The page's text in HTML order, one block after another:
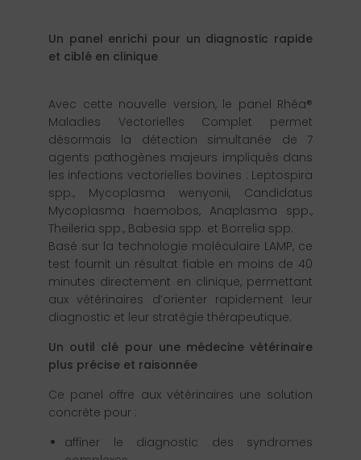
Un panel enrichi pour un diagnostic rapide
et ciblé en clinique
Avec cette nouvelle version, le panel Rhéa®
Maladies Vectorielles Complet permet
désormais la détection simultanée de 7
agents pathogènes majeurs impliqués dans
les infections vectorielles bovines : Leptospira
spp., Mycoplasma wenyonii, Candidatus
Mycoplasma haemobos, Anaplasma spp.,
Theileria spp., Babesia spp. et Borrelia spp.
Basé sur la technologie moléculaire LAMP, ce
test fournit un résultat fiable en moins de 40
minutes directement en clinique, permettant
aux vétérinaires d’orienter rapidement leur
diagnostic et leur stratégie thérapeutique.
Un outil clé pour une médecine vétérinaire
plus précise et raisonnée
Ce panel offre aux vétérinaires une solution
concrète pour :
affiner le diagnostic des syndromes